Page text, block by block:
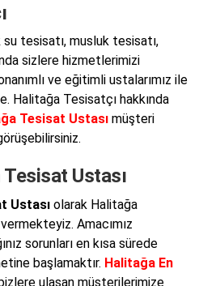
su tesisatı, musluk tesisatı,
sizlere hizmetlerimizi
ve eğitimli ustalarımız ile
Halitağa Tesisatçı hakkında
Tesisat Ustası müşteri
Tesisat Ustası
Ustası olarak Halitağa
Amacımız
sorunları en kısa sürede
başlamaktır. Halitağa En
ulaşan müşterilerimize